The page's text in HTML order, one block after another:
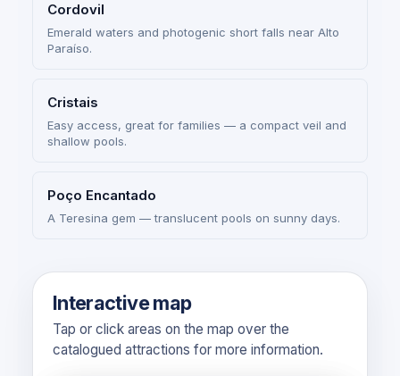
Cordovil
Emerald waters and photogenic short falls near Alto
Paraíso.
Cristais
Easy access, great for families — a compact veil and
shallow pools.
Poço Encantado
A Teresina gem — translucent pools on sunny days.
Interactive map
Tap or click areas on the map over the
catalogued attractions for more information.